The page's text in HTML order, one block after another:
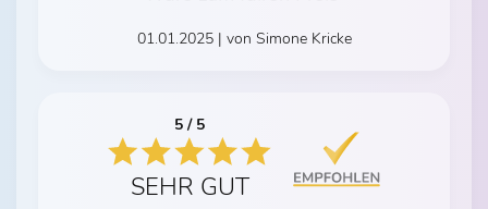
01.01.2025 | von Simone Kricke
5 / 5
SEHR GUT